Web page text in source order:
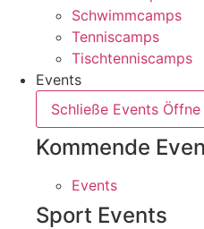
Schwimmcamps
Tenniscamps
Tischtenniscamps
Events
Schließe Events
Kommende
Events
Sport Events